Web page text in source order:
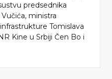
predsednika
ministra
Tomislava
Kine u Srbiji Čen Bo i